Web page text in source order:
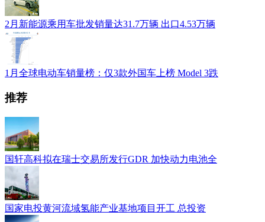
2月新能源乘用车批发销量达31.7万辆 出口4.53万辆
1月全球电动车销量榜：仅3款外国车上榜 Model 3跌
推荐
国轩高科拟在瑞士交易所发行GDR 加快动力电池全
国家电投黄河流域氢能产业基地项目开工 总投资